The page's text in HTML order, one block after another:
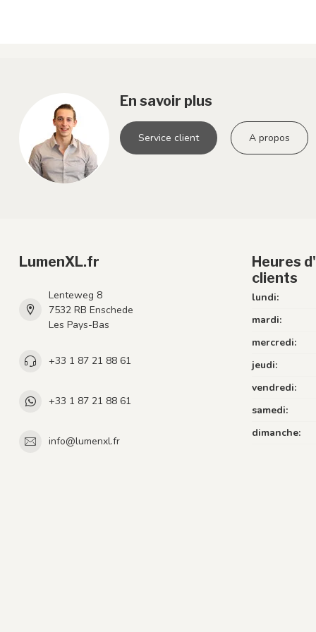
En savoir plus
Service client A propos
LumenXL.fr
Lenteweg 8
7532 RB Enschede
Les Pays-Bas
+33 1 87 21 88 61
+33 1 87 21 88 61
info@lumenxl.fr
Heures
clients
lundi:
mardi:
mercredi:
jeudi:
vendredi:
samedi:
dimanche: